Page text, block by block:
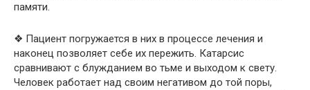
памяти.
❖ Пациент погружается в них в процессе лечения и
наконец позволяет себе их пережить. Катарсис
сравнивают с блужданием во тьме и выходом к свету.
Человек работает над своим негативом до той поры,